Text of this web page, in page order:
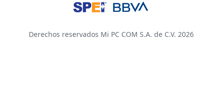
Derechos reservados Mi PC COM S.A. de C.V. 2026